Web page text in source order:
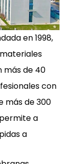
en 1998,
más de 40
con
más de 300
a
a